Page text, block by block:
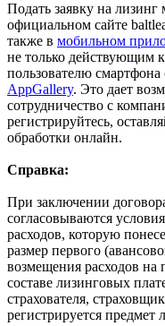
Подать заявку на
официальном сайте
также в мобильном
не только действующим
пользователю смартфона
AppGallery. Это дает
сотрудничество с
регистрируйтесь,
обработки онлайн.
Справка:
При заключении
согласовываются
расходов, которую
размер первого
возмещения расходов на
составе лизинговых
страхователя,
регистрируется предмет